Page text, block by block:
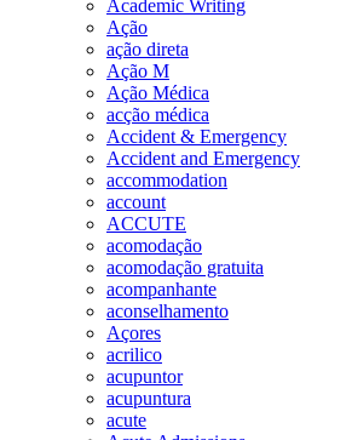
Academic Writing
Ação
ação direta
Ação M
Ação Médica
acção médica
Accident & Emergency
Accident and Emergency
accommodation
account
ACCUTE
acomodação
acomodação gratuita
acompanhante
aconselhamento
Açores
acrilico
acupuntor
acupuntura
acute